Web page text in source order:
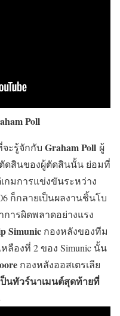
Poll
ะรู้จักกับ Graham Poll ผู้
ดสินของผู้ตัดสินนั้น ย่อมที่
กมการแข่งขันระหว่าง
ก็กลายเป็นผลงานชิ้นโบ
การผิดพลาดอย่างแรง
Simunic กองหลังของทีม
ลืองที่ 2 ของ Simunic นั้น
กองหลังออสเตรเลีย
นทัวร์นาเมนต์สุดท้ายที่